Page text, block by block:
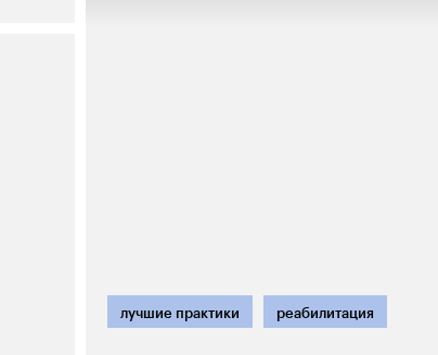
лучшие практики реабилитация